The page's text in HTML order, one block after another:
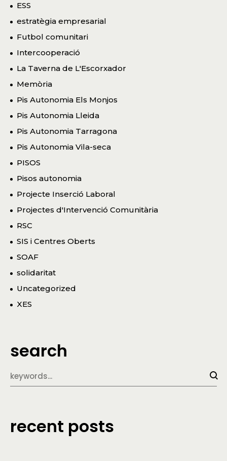
ESS
estratègia empresarial
Futbol comunitari
Intercooperació
La Taverna de L'Escorxador
Memòria
Pis Autonomia Els Monjos
Pis Autonomia Lleida
Pis Autonomia Tarragona
Pis Autonomia Vila-seca
PISOS
Pisos autonomia
Projecte Inserció Laboral
Projectes d'Intervenció Comunitària
RSC
SIS i Centres Oberts
SOAF
solidaritat
Uncategorized
XES
search
recent posts